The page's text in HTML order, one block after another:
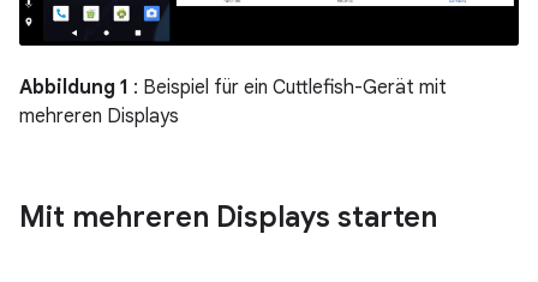
Abbildung 1 : Beispiel für ein Cuttlefish-Gerät mit
mehreren Displays
Mit mehreren Displays starten